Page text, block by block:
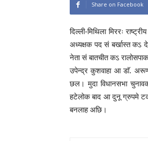
Share on Facebook
दिल्ली-मिथिला मिररः
अध्यक्षक पद सं बर्खास्त कऽ
नेता सं बातचीत कऽ
उपेन्द्र कुशवाहा आ डाॅ.
छल। मुदा विधानसभा
हटेलोक बाद आ दुनू ग्रुपमे
बनलाह अछि।